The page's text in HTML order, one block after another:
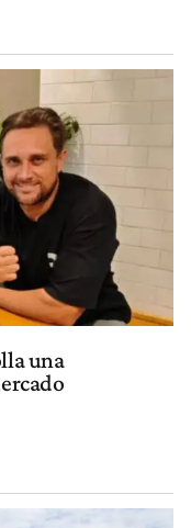
una